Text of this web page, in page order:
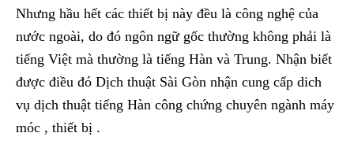
Nhưng hầu hết các thiết bị này đều là công nghệ của
nước ngoài, do đó ngôn ngữ gốc thường không phải là
tiếng Việt mà thường là tiếng Hàn và Trung. Nhận biết
được điều đó Dịch thuật Sài Gòn nhận cung cấp dich
vụ dịch thuật tiếng Hàn công chứng chuyên ngành máy
móc , thiết bị .